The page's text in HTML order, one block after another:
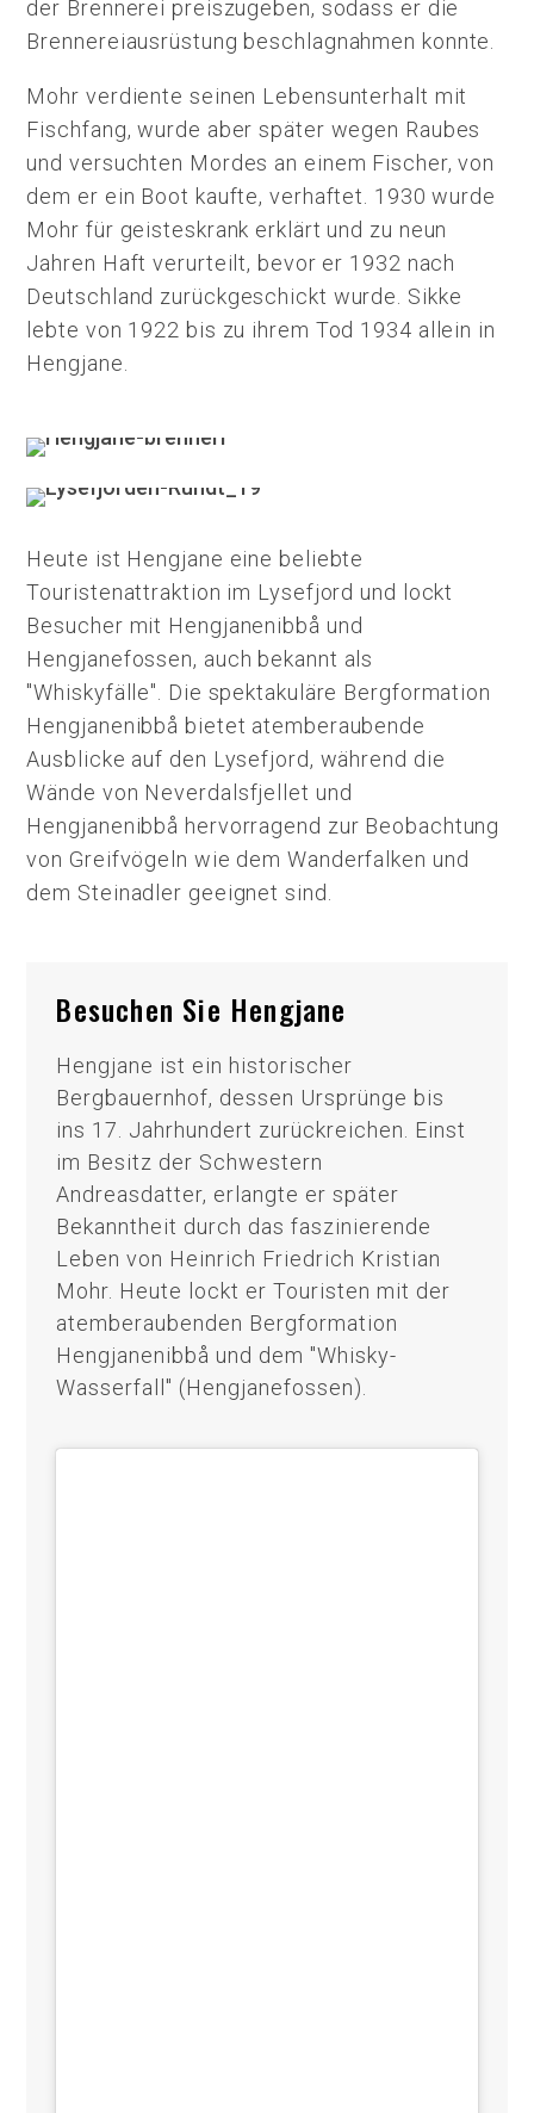
der Brennerei preiszugeben, sodass er die
Brennereiausrüstung beschlagnahmen konnte.
Mohr verdiente seinen Lebensunterhalt mit
Fischfang, wurde aber später wegen Raubes
und versuchten Mordes an einem Fischer, von
dem er ein Boot kaufte, verhaftet. 1930 wurde
Mohr für geisteskrank erklärt und zu neun
Jahren Haft verurteilt, bevor er 1932 nach
Deutschland zurückgeschickt wurde. Sikke
lebte von 1922 bis zu ihrem Tod 1934 allein in
Hengjane.
Heute ist Hengjane eine beliebte
Touristenattraktion im Lysefjord und lockt
Besucher mit Hengjanenibbå und
Hengjanefossen, auch bekannt als
"Whiskyfälle". Die spektakuläre Bergformation
Hengjanenibbå bietet atemberaubende
Ausblicke auf den Lysefjord, während die
Wände von Neverdalsfjellet und
Hengjanenibbå hervorragend zur Beobachtung
von Greifvögeln wie dem Wanderfalken und
dem Steinadler geeignet sind.
Besuchen Sie Hengjane
Hengjane ist ein historischer
Bergbauernhof, dessen Ursprünge bis
ins 17. Jahrhundert zurückreichen. Einst
im Besitz der Schwestern
Andreasdatter, erlangte er später
Bekanntheit durch das faszinierende
Leben von Heinrich Friedrich Kristian
Mohr. Heute lockt er Touristen mit der
atemberaubenden Bergformation
Hengjanenibbå und dem "Whisky-
Wasserfall" (Hengjanefossen).